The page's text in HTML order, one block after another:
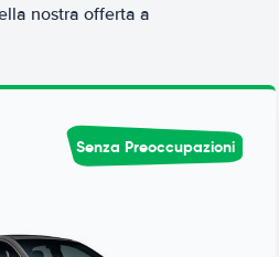
nostra offerta a
Senza Preoccupazioni